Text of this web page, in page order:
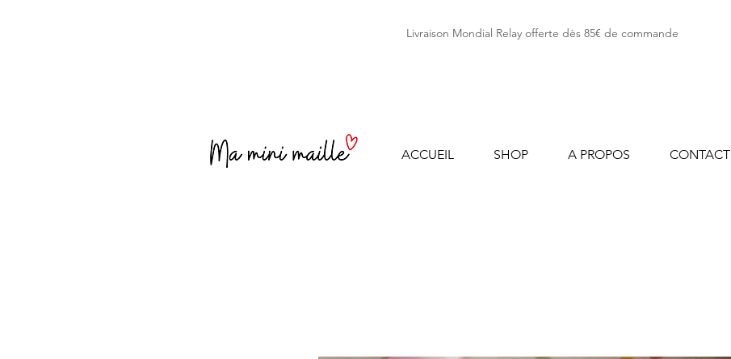
Livraison Mondial Relay offerte dès 85€ de commande
ACCUEIL SHOP A PROPOS CONTACT